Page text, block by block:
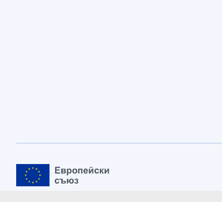
Европейски съюз